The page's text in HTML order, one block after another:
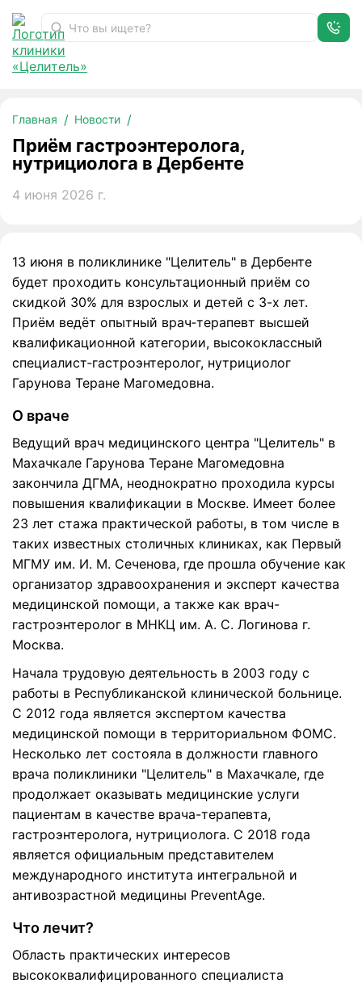
Главная Новости
Приём гастроэнтеролога, нутрициолога в Дербенте
Приём гастроэнтеролога,
нутрициолога в Дербенте
4 июня 2026 г.
13 июня в поликлинике "Целитель" в Дербенте
будет проходить консультационный приём со
скидкой 30% для взрослых и детей с 3-х лет.
Приём ведёт опытный врач‑терапевт высшей
квалификационной категории, высококлассный
специалист‑гастроэнтеролог, нутрициолог
Гарунова Теране Магомедовна.
О враче
Ведущий врач медицинского центра "Целитель" в
Махачкале Гарунова Теране Магомедовна
закончила ДГМА, неоднократно проходила курсы
повышения квалификации в Москве. Имеет более
23 лет стажа практической работы, в том числе в
таких известных столичных клиниках, как Первый
МГМУ им. И. М. Сеченова, где прошла обучение как
организатор здравоохранения и эксперт качества
медицинской помощи, а также как врач-
гастроэнтеролог в МНКЦ им. А. С. Логинова г.
Москва.
Начала трудовую деятельность в 2003 году с
работы в Республиканской клинической больнице.
С 2012 года является экспертом качества
медицинской помощи в территориальном ФОМС.
Несколько лет состояла в должности главного
врача поликлиники "Целитель" в Махачкале, где
продолжает оказывать медицинские услуги
пациентам в качестве врача-терапевта,
гастроэнтеролога, нутрициолога. С 2018 года
является официальным представителем
международного института интегральной и
антивозрастной медицины PreventAge.
Что лечит?
Область практических интересов
высококвалифицированного специалиста